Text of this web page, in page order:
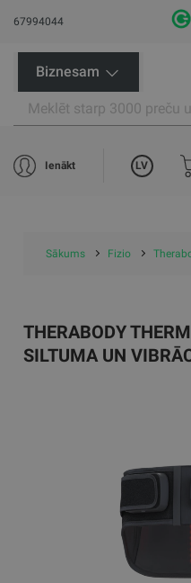
67994044
Biznesam
Ienākt LV
Sākums Fizio
THERABODY
SILTUMA UN